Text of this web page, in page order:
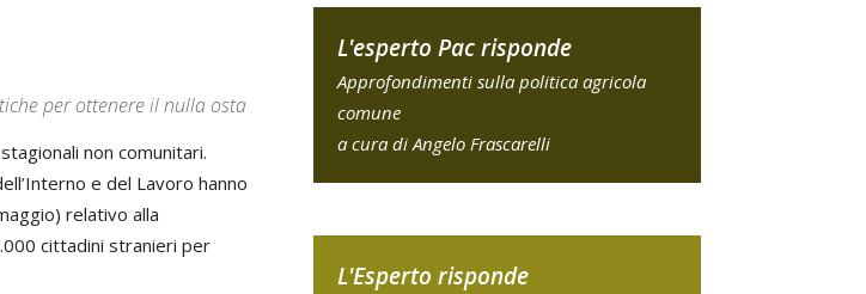
per ottenere il nulla osta
non comunitari.
e del Lavoro hanno
relativo alla
cittadini stranieri per
L'esperto Pac risponde
Approfondimenti sulla politica agricola
comune
a cura di Angelo Frascarelli
L'Esperto risponde